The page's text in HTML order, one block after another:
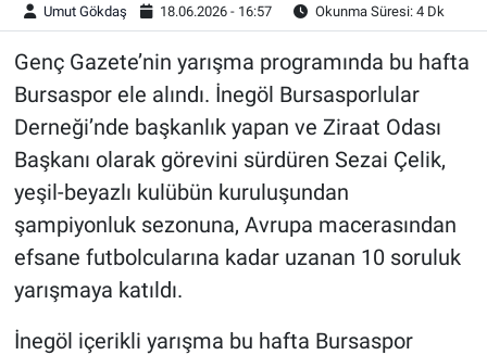
Umut Gökdaş 18.06.2026 - 16:57 Okunma Süresi: 4 Dk
Genç Gazete’nin yarışma programında bu hafta
Bursaspor ele alındı. İnegöl Bursasporlular
Derneği’nde başkanlık yapan ve Ziraat Odası
Başkanı olarak görevini sürdüren Sezai Çelik,
yeşil-beyazlı kulübün kuruluşundan
şampiyonluk sezonuna, Avrupa macerasından
efsane futbolcularına kadar uzanan 10 soruluk
yarışmaya katıldı.
İnegöl içerikli yarışma bu hafta Bursaspor
Teknoloji
Yazarlar
Astroloji-Rüya